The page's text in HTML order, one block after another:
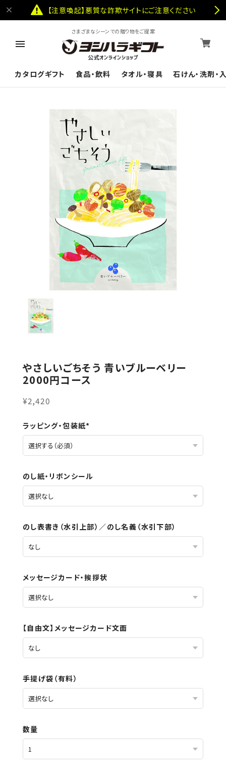
【注意喚起】悪質な詐欺サイトにご注意ください
さまざまなシーンでの贈り物をご提案
カタログギフト 食品・飲料 タオル・寝具 石けん・洗剤・
やさしいごちそう 青いブルーベリー
2000円コース
¥2,420
ラッピング・包装紙*
のし紙・リボンシール
のし表書き（水引上部）／のし名義（水引下部）
メッセージカード・挨拶状
【自由文】メッセージカード文面
手提げ袋（有料）
数量